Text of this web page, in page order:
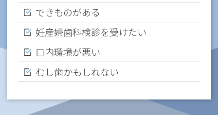
できものがある
妊産婦歯科検診を受けたい
口内環境が悪い
むし歯かもしれない